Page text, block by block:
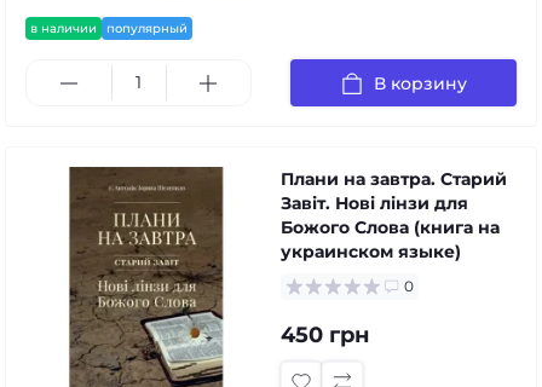
в наличии популярный
В корзину
Плани на завтра. Старий
Завіт. Нові лінзи для
Божого Слова (книга на
украинском языке)
0
450 грн